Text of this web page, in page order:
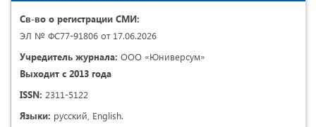
Св-во о регистрации СМИ:
ЭЛ № ФС77-91806 от 17.06.2026
Учредитель журнала: ООО «Юниверсум»
Выходит с 2013 года
ISSN: 2311-5122
Языки: русский, English.